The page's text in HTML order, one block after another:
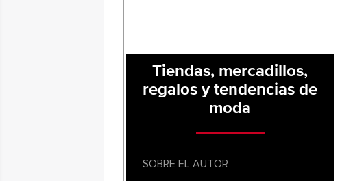
Tiendas, mercadillos,
regalos y tendencias de
moda
SOBRE EL AUTOR